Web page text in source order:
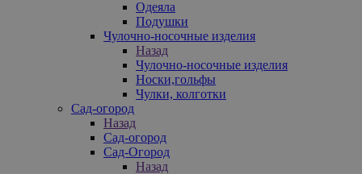
Одеяла
Подушки
Чулочно-носочные изделия
Назад
Чулочно-носочные изделия
Носки,гольфы
Чулки, колготки
Сад-огород
Назад
Сад-огород
Сад-Огород
Назад